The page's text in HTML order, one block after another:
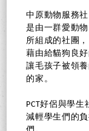
中原動物服務社
是由一群愛動
所組成的社團，
藉由給貓狗良
讓毛孩子被領
的家。
PCT好侶與學
減輕學生們的